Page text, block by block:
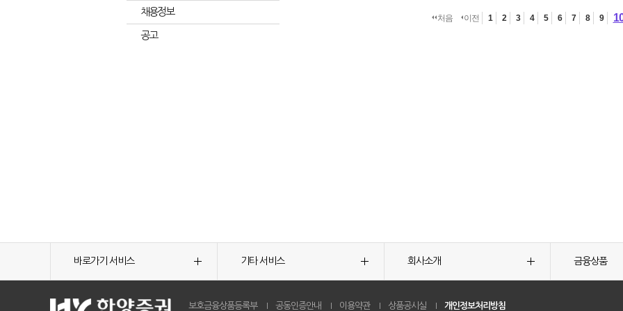
채용정보
공고
처음 이전 1 2 3 4 5 6 7 8 9
바로가기 서비스 기타 서비스 회사소개 금융상품
보호금융상품등록부 공동인증안내 이용약관 상품공시실 개인정보처리방침